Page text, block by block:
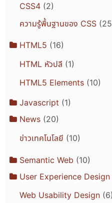
CSS4(2)
ความรู้พื้นฐานของ CSS
HTML5 (16)
HTML หัวปลี (1)
HTML5 Elements(10)
Javascript (1)
News(20)
ข่าวเทคโนโลยี (10)
Semantic Web (10)
User Experience Design
Web Usability Design(6)